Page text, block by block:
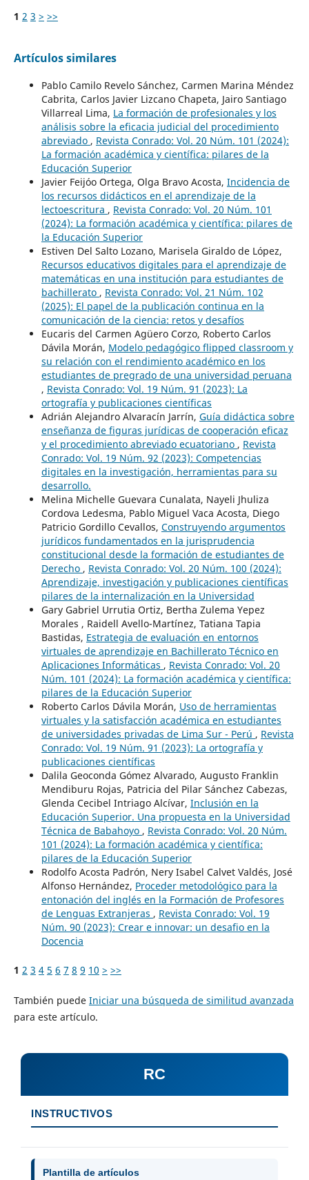
1 2 3 > >>
Artículos similares
Pablo Camilo Revelo Sánchez, Carmen Marina Méndez
Cabrita, Carlos Javier Lizcano Chapeta, Jairo Santiago
Villarreal Lima, La formación de profesionales y los
análisis sobre la eficacia judicial del procedimiento
abreviado , Revista Conrado: Vol. 20 Núm. 101 (2024):
La formación académica y científica: pilares de la
Educación Superior
Javier Feijóo Ortega, Olga Bravo Acosta, Incidencia de
los recursos didácticos en el aprendizaje de la
lectoescritura , Revista Conrado: Vol. 20 Núm. 101
(2024): La formación académica y científica: pilares de
la Educación Superior
Estiven Del Salto Lozano, Marisela Giraldo de López,
Recursos educativos digitales para el aprendizaje de
matemáticas en una institución para estudiantes de
bachillerato , Revista Conrado: Vol. 21 Núm. 102
(2025): El papel de la publicación continua en la
comunicación de la ciencia: retos y desafíos
Eucaris del Carmen Agüero Corzo, Roberto Carlos
Dávila Morán, Modelo pedagógico flipped classroom y
su relación con el rendimiento académico en los
estudiantes de pregrado de una universidad peruana
, Revista Conrado: Vol. 19 Núm. 91 (2023): La
ortografía y publicaciones científicas
Adrián Alejandro Alvaracín Jarrín, Guía didáctica sobre
enseñanza de figuras jurídicas de cooperación eficaz
y el procedimiento abreviado ecuatoriano , Revista
Conrado: Vol. 19 Núm. 92 (2023): Competencias
digitales en la investigación, herramientas para su
desarrollo.
Melina Michelle Guevara Cunalata, Nayeli Jhuliza
Cordova Ledesma, Pablo Miguel Vaca Acosta, Diego
Patricio Gordillo Cevallos, Construyendo argumentos
jurídicos fundamentados en la jurisprudencia
constitucional desde la formación de estudiantes de
Derecho , Revista Conrado: Vol. 20 Núm. 100 (2024):
Aprendizaje, investigación y publicaciones científicas
pilares de la internalización en la Universidad
Gary Gabriel Urrutia Ortiz, Bertha Zulema Yepez
Morales , Raidell Avello-Martínez, Tatiana Tapia
Bastidas, Estrategia de evaluación en entornos
virtuales de aprendizaje en Bachillerato Técnico en
Aplicaciones Informáticas , Revista Conrado: Vol. 20
Núm. 101 (2024): La formación académica y científica:
pilares de la Educación Superior
Roberto Carlos Dávila Morán, Uso de herramientas
virtuales y la satisfacción académica en estudiantes
de universidades privadas de Lima Sur - Perú , Revista
Conrado: Vol. 19 Núm. 91 (2023): La ortografía y
publicaciones científicas
Dalila Geoconda Gómez Alvarado, Augusto Franklin
Mendiburu Rojas, Patricia del Pilar Sánchez Cabezas,
Glenda Cecibel Intriago Alcívar, Inclusión en la
Educación Superior. Una propuesta en la Universidad
Técnica de Babahoyo , Revista Conrado: Vol. 20 Núm.
101 (2024): La formación académica y científica:
pilares de la Educación Superior
Rodolfo Acosta Padrón, Nery Isabel Calvet Valdés, José
Alfonso Hernández, Proceder metodológico para la
entonación del inglés en la Formación de Profesores
de Lenguas Extranjeras , Revista Conrado: Vol. 19
Núm. 90 (2023): Crear e innovar: un desafio en la
Docencia
1 2 3 4 5 6 7 8 9 10 > >>
También puede Iniciar una búsqueda de similitud avanzada
para este artículo.
RC
INSTRUCTIVOS
Plantilla de artículos